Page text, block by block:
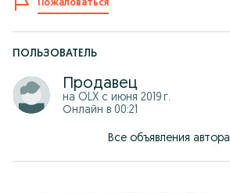
Пожаловаться
ПОЛЬЗОВАТЕЛЬ
Продавец
на OLX с июня 2019 г.
Онлайн в 00:21
Все объявления автора